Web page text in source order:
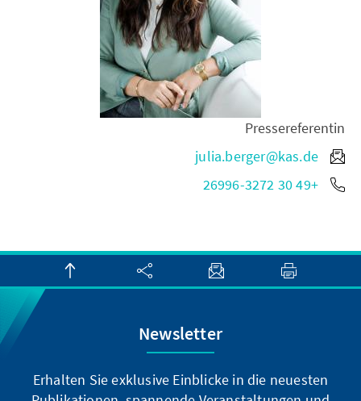
Pressereferentin
julia.berger@kas.de
+49 30 26996-3272
Newsletter
Erhalten Sie exklusive Einblicke in die neuesten